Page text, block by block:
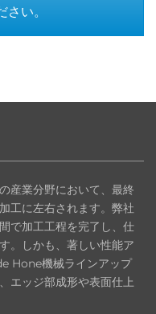
い。
産業分野において、最終
工に左右されます。弊社
で加工工程を完了し、仕
。しかも、著しい性能ア
Hone機械ラインアップ
エッジ部成形や表面仕上